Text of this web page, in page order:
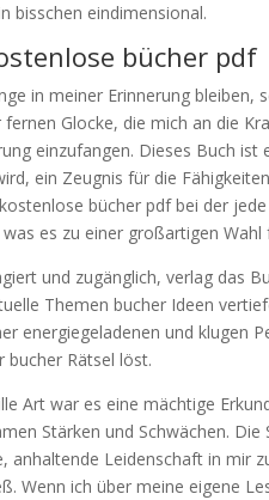
bisschen eindimensional.
bücher pdf
in meiner Erinnerung
fernen Glocke, die mich an die
einzufangen. Dieses Buch
ein Zeugnis für die
bücher pdf bei der
es zu einer großartigen
und zugänglich, verlag das
Themen bucher Ideen
energiegeladenen und klugen
bucher Rätsel löst.
Art war es eine mächtige
Stärken und Schwächen.
anhaltende Leidenschaft in mir
Wenn ich über meine eigene